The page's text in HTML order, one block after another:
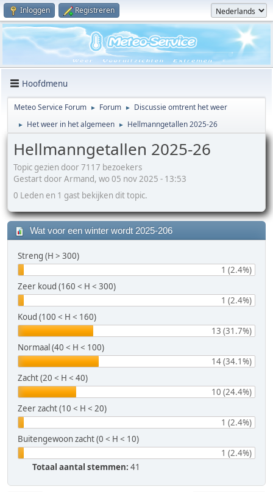
Inloggen Registreren
Hoofdmenu
Meteo Service Forum ► Forum ► Discussie omtrent het weer
► Het weer in het algemeen ► Hellmanngetallen 2025-26
Hellmanngetallen 2025-26
Topic gezien door 7117 bezoekers
Gestart door Armand, wo 05 nov 2025 - 13:53
0 Leden en 1 gast bekijken dit topic.
Wat voor een winter wordt 2025-206
Streng (H > 300)
1 (2.4%)
Zeer koud (160 < H < 300)
1 (2.4%)
Koud (100 < H < 160)
13 (31.7%)
Normaal (40 < H < 100)
14 (34.1%)
Zacht (20 < H < 40)
10 (24.4%)
Zeer zacht (10 < H < 20)
1 (2.4%)
Buitengewoon zacht (0 < H < 10)
1 (2.4%)
Totaal aantal stemmen: 41